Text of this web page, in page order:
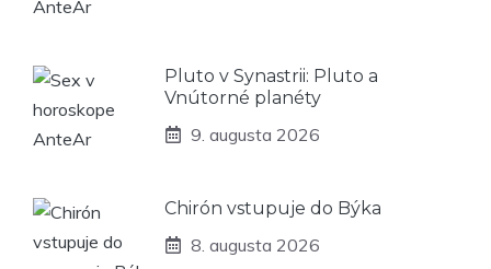
Pluto v Synastrii: Pluto a
Vnútorné planéty
9. augusta 2026
Chirón vstupuje do Býka
8. augusta 2026